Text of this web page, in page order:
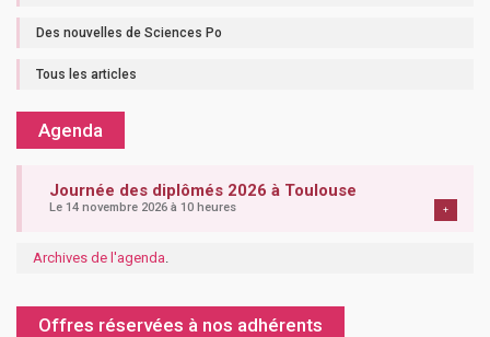
Des nouvelles de Sciences Po
Tous les articles
Agenda
Journée des diplômés 2026 à Toulouse
Le 14 novembre 2026 à 10 heures +
Archives de l'agenda
Offres réservées à nos adhérents